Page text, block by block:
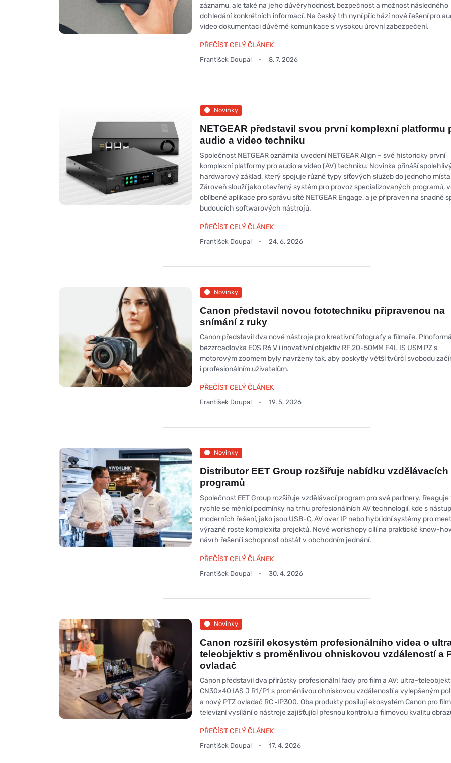
záznamu, ale také na jeho důvěryhodnost, bezpečnost a možnost následného
dohledání konkrétních informací. Na český trh nyní přichází nové řešení pro
video dokumentaci důvěrné komunikace s vysokou úrovní zabezpečení.
PŘEČÍST CELÝ ČLÁNEK
František Doupal 8. 7. 2026
Novinky
NETGEAR představil svou první komplexní platformu
audio a video techniku
Společnost NETGEAR oznámila uvedení NETGEAR Align – své historicky první
komplexní platformy pro audio a video (AV) techniku. Novinka přináší
hardwarový základ, který spojuje různé typy síťových služeb do jednoho
Zároveň slouží jako otevřený systém pro provoz specializovaných programů,
oblíbené aplikace pro správu sítě NETGEAR Engage, a je připraven na snadné
budoucích softwarových nástrojů.
PŘEČÍST CELÝ ČLÁNEK
František Doupal 24. 6. 2026
Novinky
Canon představil novou fototechniku připravenou na
snímání z ruky
Canon představil dva nové nástroje pro kreativní fotografy a filmaře.
bezzrcadlovka EOS R6 V i inovativní objektiv RF 20-50MM F4L IS USM PZ s
motorovým zoomem byly navrženy tak, aby poskytly větší tvůrčí svobodu
i profesionálním uživatelům.
PŘEČÍST CELÝ ČLÁNEK
František Doupal 19. 5. 2026
Novinky
Distributor EET Group rozšiřuje nabídku vzdělávacích
programů
Společnost EET Group rozšiřuje vzdělávací program pro své partnery. Reaguje
rychle se měnící podmínky na trhu profesionálních AV technologií, kde s
moderních řešení, jako jsou USB-C, AV over IP nebo hybridní systémy pro
výrazně roste komplexita projektů. Nové workshopy cílí na praktické know-
návrh řešení i schopnost obstát v obchodním jednání.
PŘEČÍST CELÝ ČLÁNEK
František Doupal 30. 4. 2026
Novinky
Canon rozšířil ekosystém profesionálního videa o
teleobjektiv s proměnlivou ohniskovou vzdáleností a
ovladač
Canon představil dva přírůstky profesionální řady pro film a AV: ultra-
CN30×40 IAS J R1/P1 s proměnlivou ohniskovou vzdáleností a vylepšeným
a nový PTZ ovladač RC ‑IP300. Oba produkty posilují ekosystém Canon pro
televizní vysílání o nástroje zajišťující přesnou kontrolu a filmovou kvalitu
PŘEČÍST CELÝ ČLÁNEK
František Doupal 17. 4. 2026